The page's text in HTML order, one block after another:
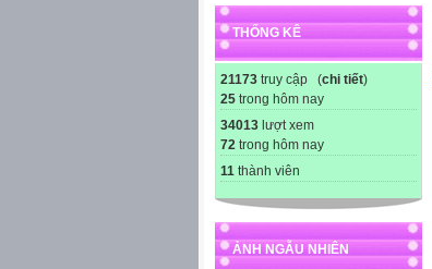
THỐNG KÊ
21173 truy cập (chi tiết)
25 trong hôm nay
34013 lượt xem
72 trong hôm nay
11 thành viên
ẢNH NGẪU NHIÊN